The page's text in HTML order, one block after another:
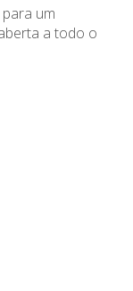
um
a todo o